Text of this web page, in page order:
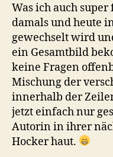
Was ich auch
damals und heute
gewechselt wird
ein Gesamtbild
keine Fragen
Mischung der
innerhalb der
jetzt einfach nur
Autorin in ihrer
Hocker haut.